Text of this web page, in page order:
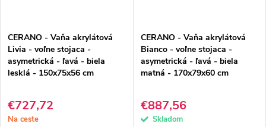
CERANO - Vaňa akrylátová
Livia - voľne stojaca -
asymetrická - ľavá - biela
lesklá - 150x75x56 cm
€727,72
Na ceste
CERANO - Vaňa akrylátová
Bianco - voľne stojaca -
asymetrická - ľavá - biela
matná - 170x79x60 cm
€887,56
Skladom